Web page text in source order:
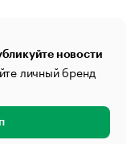
новости
личный бренд